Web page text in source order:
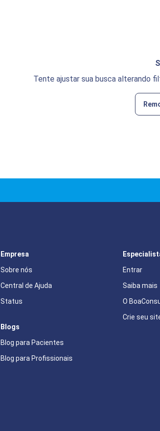
Tente ajustar sua busca alterando
Empresa
Sobre nós
Central de Ajuda
Status
Blogs
Blog para Pacientes
Blog para Profissionais
Entrar
Saiba mais
O
Crie seu